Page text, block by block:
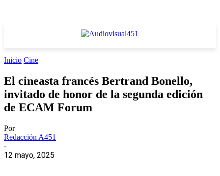
Inicio Cine
El cineasta francés Bertrand Bonello,
invitado de honor de la segunda edición
de ECAM Forum
Por
Redacción A451
-
12 mayo, 2025